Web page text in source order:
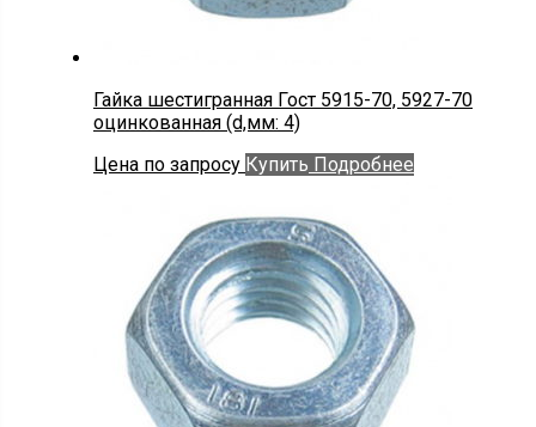
Гайка шестигранная Гост 5915-70, 5927-70
оцинкованная (d,мм: 4)
Цена по запросу Купить Подробнее